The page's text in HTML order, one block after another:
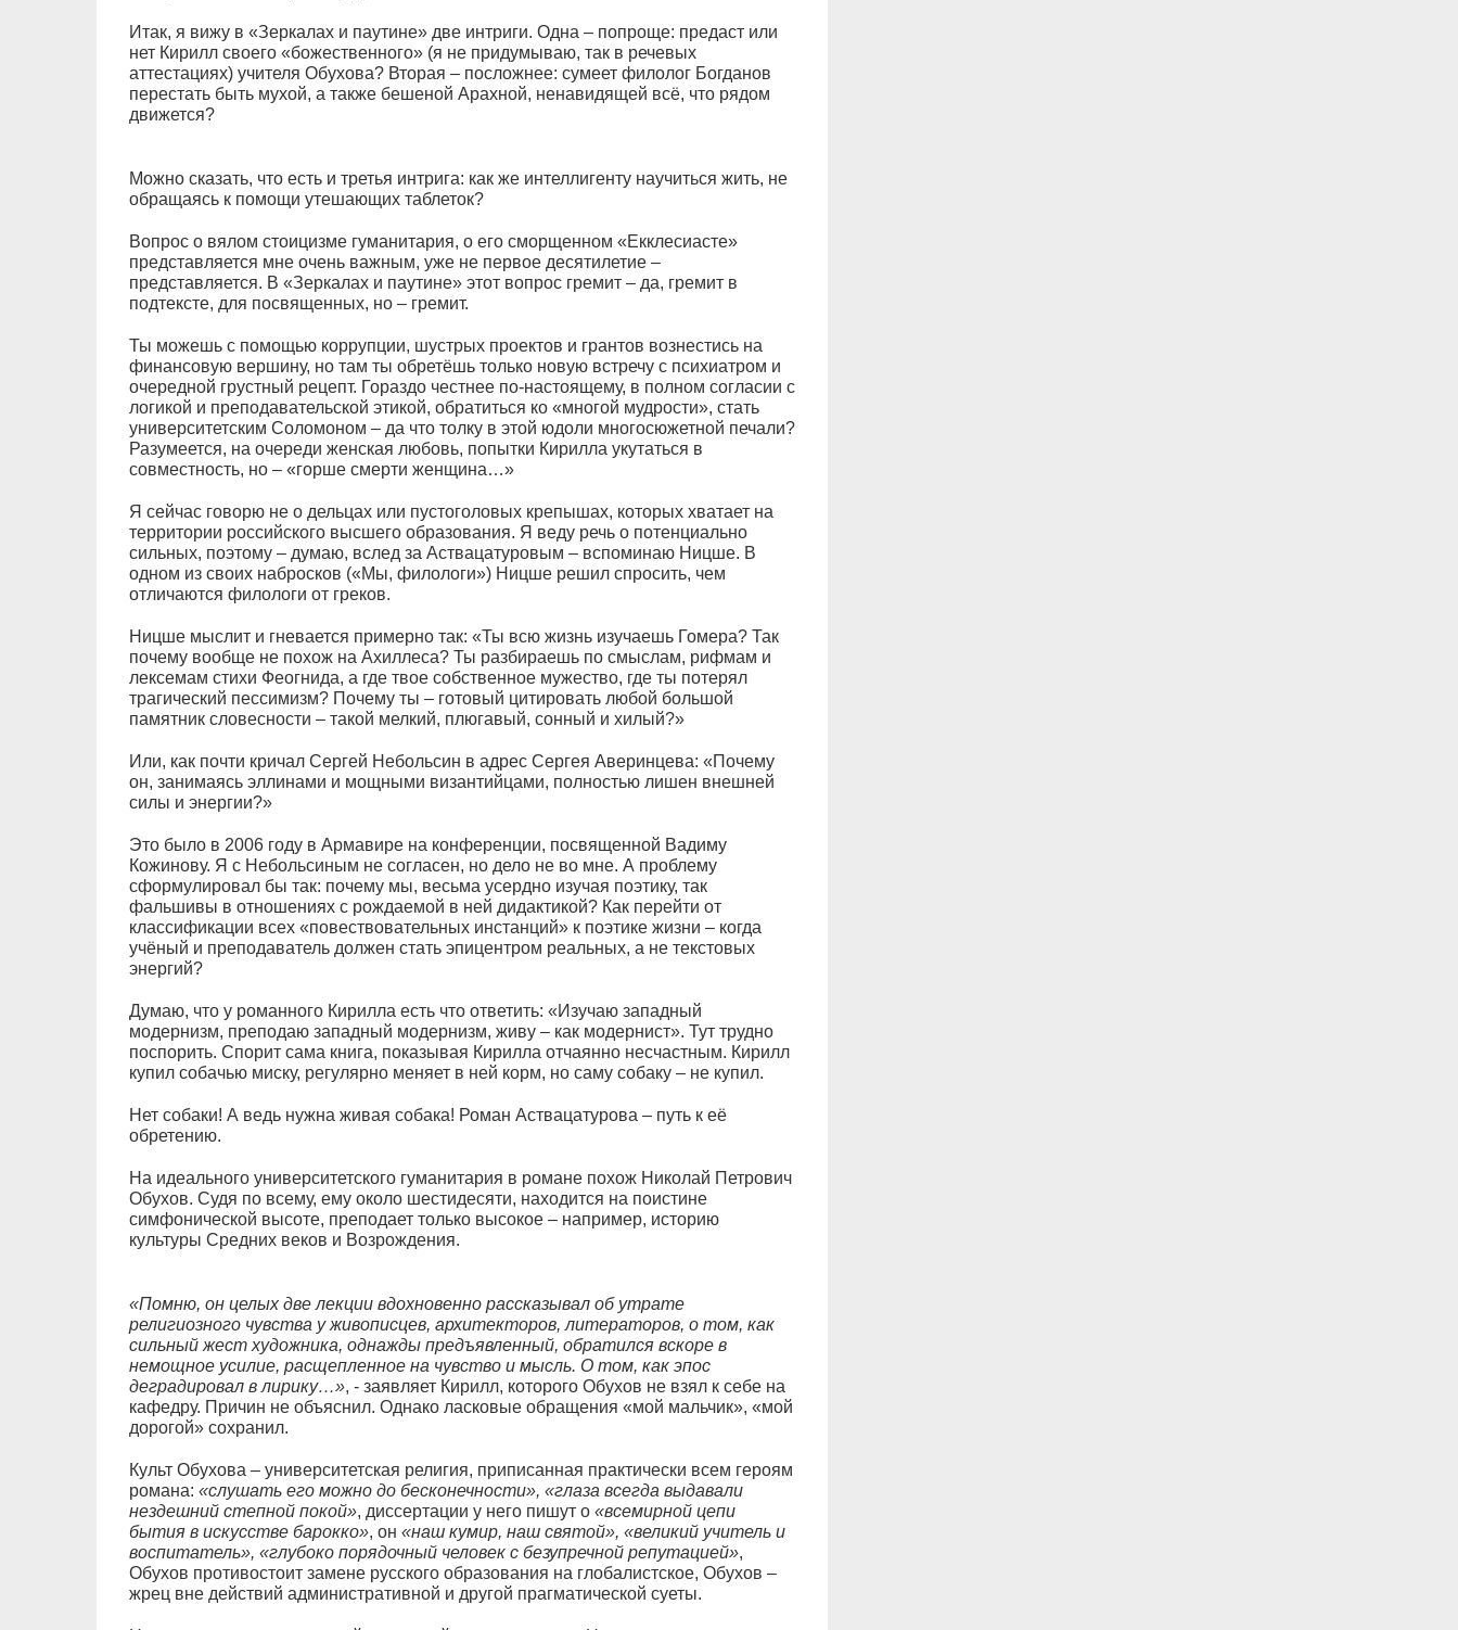
Итак, я вижу в «Зеркалах и паутине» две интриги. Одна – попроще: предаст или
нет Кирилл своего «божественного» (я не придумываю, так в речевых
аттестациях) учителя Обухова? Вторая – посложнее: сумеет филолог Богданов
перестать быть мухой, а также бешеной Арахной, ненавидящей всё, что рядом
движется?
Можно сказать, что есть и третья интрига: как же интеллигенту научиться жить, не
обращаясь к помощи утешающих таблеток?
Вопрос о вялом стоицизме гуманитария, о его сморщенном «Екклесиасте»
представляется мне очень важным, уже не первое десятилетие –
представляется. В «Зеркалах и паутине» этот вопрос гремит – да, гремит в
подтексте, для посвященных, но – гремит.
Ты можешь с помощью коррупции, шустрых проектов и грантов вознестись на
финансовую вершину, но там ты обретёшь только новую встречу с психиатром и
очередной грустный рецепт. Гораздо честнее по-настоящему, в полном согласии с
логикой и преподавательской этикой, обратиться ко «многой мудрости», стать
университетским Соломоном – да что толку в этой юдоли многосюжетной печали?
Разумеется, на очереди женская любовь, попытки Кирилла укутаться в
совместность, но – «горше смерти женщина…»
Я сейчас говорю не о дельцах или пустоголовых крепышах, которых хватает на
территории российского высшего образования. Я веду речь о потенциально
сильных, поэтому – думаю, вслед за Аствацатуровым – вспоминаю Ницше. В
одном из своих набросков («Мы, филологи») Ницше решил спросить, чем
отличаются филологи от греков.
Ницше мыслит и гневается примерно так: «Ты всю жизнь изучаешь Гомера? Так
почему вообще не похож на Ахиллеса? Ты разбираешь по смыслам, рифмам и
лексемам стихи Феогнида, а где твое собственное мужество, где ты потерял
трагический пессимизм? Почему ты – готовый цитировать любой большой
памятник словесности – такой мелкий, плюгавый, сонный и хилый?»
Или, как почти кричал Сергей Небольсин в адрес Сергея Аверинцева: «Почему
он, занимаясь эллинами и мощными византийцами, полностью лишен внешней
силы и энергии?»
Это было в 2006 году в Армавире на конференции, посвященной Вадиму
Кожинову. Я с Небольсиным не согласен, но дело не во мне. А проблему
сформулировал бы так: почему мы, весьма усердно изучая поэтику, так
фальшивы в отношениях с рождаемой в ней дидактикой? Как перейти от
классификации всех «повествовательных инстанций» к поэтике жизни – когда
учёный и преподаватель должен стать эпицентром реальных, а не текстовых
энергий?
Думаю, что у романного Кирилла есть что ответить: «Изучаю западный
модернизм, преподаю западный модернизм, живу – как модернист». Тут трудно
поспорить. Спорит сама книга, показывая Кирилла отчаянно несчастным. Кирилл
купил собачью миску, регулярно меняет в ней корм, но саму собаку – не купил.
Нет собаки! А ведь нужна живая собака! Роман Аствацатурова – путь к её
обретению.
На идеального университетского гуманитария в романе похож Николай Петрович
Обухов. Судя по всему, ему около шестидесяти, находится на поистине
симфонической высоте, преподает только высокое – например, историю
культуры Средних веков и Возрождения.
«Помню, он целых две лекции вдохновенно рассказывал об утрате
религиозного чувства у живописцев, архитекторов, литераторов, о том, как
сильный жест художника, однажды предъявленный, обратился вскоре в
немощное усилие, расщепленное на чувство и мысль. О том, как эпос
деградировал в лирику…», - заявляет Кирилл, которого Обухов не взял к себе на
кафедру. Причин не объяснил. Однако ласковые обращения «мой мальчик», «мой
дорогой» сохранил.
Культ Обухова – университетская религия, приписанная практически всем героям
романа: «слушать его можно до бесконечности», «глаза всегда выдавали
нездешний степной покой», диссертации у него пишут о «всемирной цепи
бытия в искусстве барокко», он «наш кумир, наш святой», «великий учитель и
воспитатель», «глубоко порядочный человек с безупречной репутацией»,
Обухов противостоит замене русского образования на глобалистское, Обухов –
жрец вне действий административной и другой прагматической суеты.